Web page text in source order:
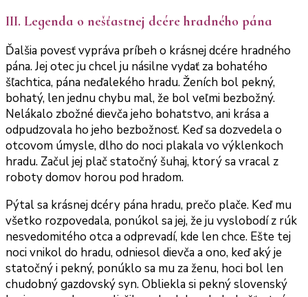
III. Legenda o nešťastnej dcére hradného pána
Ďalšia povesť vypráva príbeh o krásnej dcére hradného
pána. Jej otec ju chcel ju násilne vydať za bohatého
šľachtica, pána neďalekého hradu. Ženích bol pekný,
bohatý, len jednu chybu mal, že bol veľmi bezbožný.
Nelákalo zbožné dievča jeho bohatstvo, ani krása a
odpudzovala ho jeho bezbožnosť. Keď sa dozvedela o
otcovom úmysle, dlho do noci plakala vo výklenkoch
hradu. Začul jej plač statočný šuhaj, ktorý sa vracal z
roboty domov horou pod hradom.
Pýtal sa krásnej dcéry pána hradu, prečo plače. Keď mu
všetko rozpovedala, ponúkol sa jej, že ju vyslobodí z rúk
nesvedomitého otca a odprevadí, kde len chce. Ešte tej
noci vnikol do hradu, odniesol dievča a ono, keď aký je
statočný i pekný, ponúklo sa mu za ženu, hoci bol len
chudobný gazdovský syn. Obliekla si pekný slovenský